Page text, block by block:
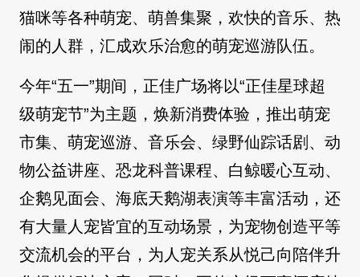
猫咪等各种萌宠、萌兽集聚，欢快的音乐、热
闹的人群，汇成欢乐治愈的萌宠巡游队伍。
今年“五一”期间，正佳广场将以“正佳星球超
级萌宠节”为主题，焕新消费体验，推出萌宠
市集、萌宠巡游、音乐会、绿野仙踪话剧、动
物公益讲座、恐龙科普课程、白鲸暖心互动、
企鹅见面会、海底天鹅湖表演等丰富活动，还
有大量人宠皆宜的互动场景，为宠物创造平等
交流机会的平台，为人宠关系从悦己向陪伴升